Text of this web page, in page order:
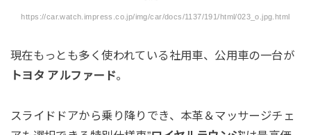
https://car.watch.impress.co.jp/img/car/docs/1137/191/html/023_o.jpg.html
現在もっとも多く使われている社用車、公用車の一台が
トヨタ アルファード。
スライドドアから乗り降りでき、本革＆マッサージチェ